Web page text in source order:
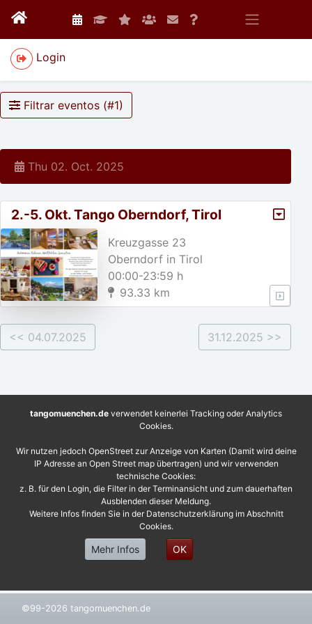
Login
Filtrar eventos (#1)
Thu 02. Oct. 2025
2.-5. Okt. Tango Oberndorf, Tirol
Kreuzgasse 23
Oberndorf in Tirol
00:00-23:59 h
93.33 km
<< 04.07.2025 31.12.2025 >>
©99-2026 tangomuenchen.de
tangomuenchen.de verwendet keinerlei Tracking oder Analytics
Cookies.
Wir nutzen jedoch OpenStreet zur Anzeige von Karten (Damit wird deine
IP Adresse an Open Street map übertragen) und wir verwenden
technische Cookies:
z. B. für den Login, die Filter in der Terminansicht und zum dauerhaften
Ausblenden dieser Meldung.
Weitere Infos finden Sie in der Datenschutzerklärung im Abschnitt
Cookies.
Mehr Infos OK